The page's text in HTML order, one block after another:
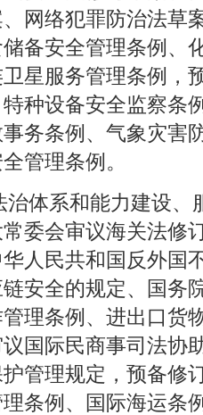
网络犯罪防治法草
备安全管理条例、
星服务管理条例，
种设备安全监察条
务条例、气象灾害
管理条例。
治体系和能力建设、
委会审议海关法修
人民共和国反外国
安全的规定、国务
理条例、进出口货
国际民商事司法协
管理规定，预备修
条例、国际海运条